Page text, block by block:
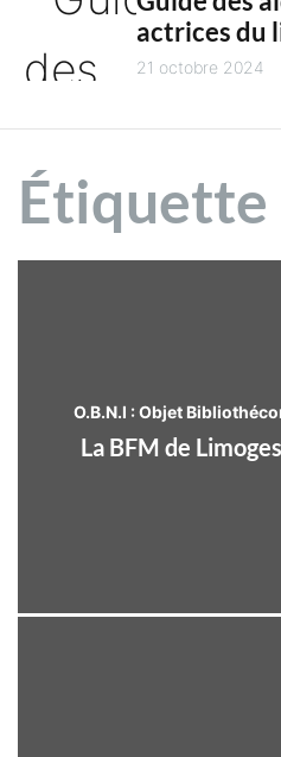
actrices du
21 octobre 2024
Étiquette
O.B.N.I : Objet
La BFM de